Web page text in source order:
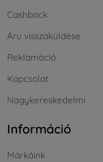
Cashback
Áru visszaküldése
Reklamáció
Kapcsolat
Nagykereskedelmi
Információ
Márkáink